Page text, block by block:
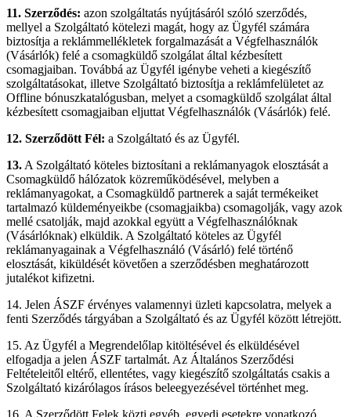
11. Szerződés: azon szolgáltatás nyújtásáról szóló szerződés,
mellyel a Szolgáltató kötelezi magát, hogy az Ügyfél számára
biztosítja a reklámmellékletek forgalmazását a Végfelhasználók
(Vásárlók) felé a csomagküldő szolgálat által kézbesített
csomagjaiban. Továbbá az Ügyfél igénybe veheti a kiegészítő
szolgáltatásokat, illetve Szolgáltató biztosítja a reklámfelületet az
Offline bónuszkatalógusban, melyet a csomagküldő szolgálat által
kézbesített csomagjaiban eljuttat Végfelhasználók (Vásárlók) felé.
12. Szerződött Fél: a Szolgáltató és az Ügyfél.
13. A Szolgáltató köteles biztosítani a reklámanyagok elosztását a
Csomagküldő hálózatok közreműködésével, melyben a
reklámanyagokat, a Csomagküldő partnerek a saját termékeiket
tartalmazó küldeményeikbe (csomagjaikba) csomagolják, vagy azok
mellé csatolják, majd azokkal együtt a Végfelhasználóknak
(Vásárlóknak) elküldik. A Szolgáltató köteles az Ügyfél
reklámanyagainak a Végfelhasználó (Vásárló) felé történő
elosztását, kiküldését követően a szerződésben meghatározott
jutalékot kifizetni.
14. Jelen ÁSZF érvényes valamennyi üzleti kapcsolatra, melyek a
fenti Szerződés tárgyában a Szolgáltató és az Ügyfél között létrejött.
15. Az Ügyfél a Megrendelőlap kitöltésével és elküldésével
elfogadja a jelen ÁSZF tartalmát. Az Általános Szerződési
Feltételeitől eltérő, ellentétes, vagy kiegészítő szolgáltatás csakis a
Szolgáltató kizárólagos írásos beleegyezésével történhet meg.